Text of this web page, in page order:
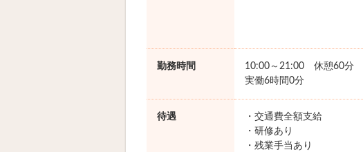
勤務時間
10:00～21:00 休憩60分
実働6時間0分
待遇
・交通費全額支給
・研修あり
・残業手当あり